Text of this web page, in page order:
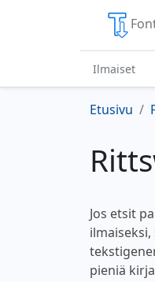
Ilmaiset
Etusivu
Jos etsit
pieniä